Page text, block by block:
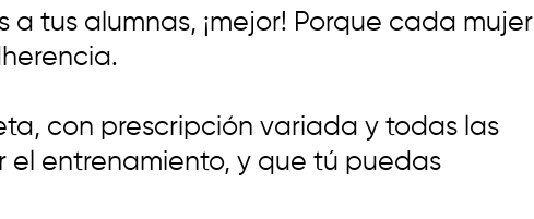
tus alumnas, ¡mejor! Porque cada mujer
con prescripción variada y todas las
entrenamiento, y que tú puedas